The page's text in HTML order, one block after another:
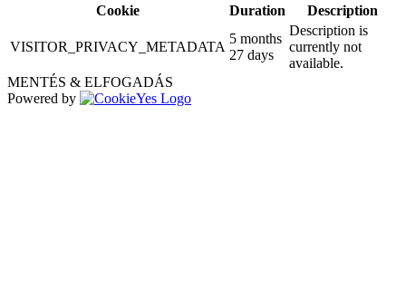
Cookie
Duration Description
VISITOR_PRIVACY_METADATA
5 months
27 days
Description is
currently not
available.
MENTÉS & ELFOGADÁS
Powered by